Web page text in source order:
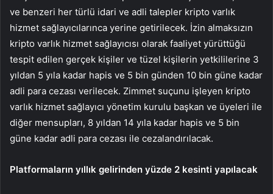
ve benzeri her türlü idari ve adli ta­lepler kripto varlık
hizmet sağ­layıcılarınca yerine getirilecek. İzin almaksızın
kripto varlık hizmet sağlayıcısı olarak faali­yet yürüttüğü
tespit edilen ger­çek kişiler ve tüzel kişilerin yet­kililerine 3
yıldan 5 yıla kadar hapis ve 5 bin günden 10 bin güne kadar
adli para cezası verilecek. Zimmet suçunu işleyen kripto
varlık hizmet sağlayıcı yönetim kurulu başkan ve üyeleri ile
diğer mensupları, 8 yıldan 14 yıla ka­dar hapis ve 5 bin
güne kadar adli para cezası ile cezalandırılacak.
Platformaların yıllık gelirinden yüzde 2 kesinti yapılacak